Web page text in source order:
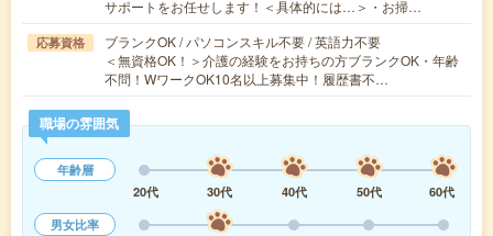
サポートをお任せします！＜具体的には…＞・お掃…
応募資格
ブランクOK / パソコンスキル不要 / 英語力不要
＜無資格OK！＞介護の経験をお持ちの方ブランクOK・年齢
不問！WワークOK10名以上募集中！履歴書不…
職場の雰囲気
年齢層
20代
30代 40代 50代
60代
男女比率